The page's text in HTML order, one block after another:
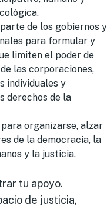
de los gobiernos y
para formular y
limiten el poder de
las corporaciones,
individuales y
derechos de la
organizarse, alzar
de la democracia, la
y la justicia.
tu apoyo.
de justicia,